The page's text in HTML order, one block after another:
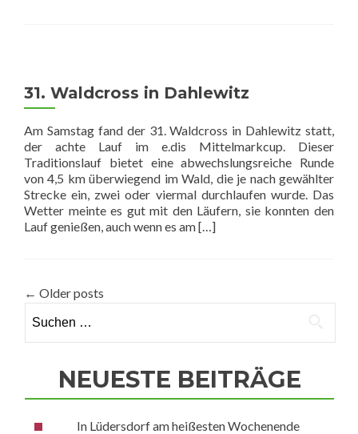
Mittelmarkcup
2025
31. Waldcross in Dahlewitz
Am Samstag fand der 31. Waldcross in Dahlewitz statt,
der achte Lauf im e.dis Mittelmarkcup. Dieser
Traditionslauf bietet eine abwechslungsreiche Runde
von 4,5 km überwiegend im Wald, die je nach gewählter
Strecke ein, zwei oder viermal durchlaufen wurde. Das
Wetter meinte es gut mit den Läufern, sie konnten den
Lauf genießen, auch wenn es amRead
in
[…]
← Older posts
nach:
NEUESTE BEITRÄGE
In Lüdersdorf am heißesten Wochenende